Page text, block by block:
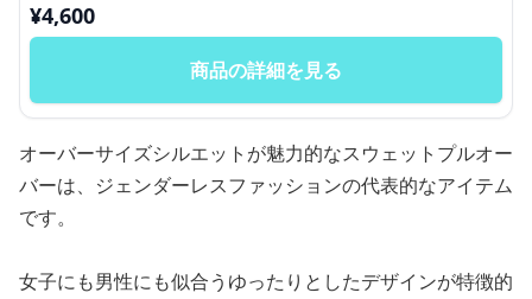
¥4,600
商品の詳細を見る
オーバーサイズシルエットが魅力的なスウェットプルオー
バーは、ジェンダーレスファッションの代表的なアイテム
です。
女子にも男性にも似合うゆったりとしたデザインが特徴的